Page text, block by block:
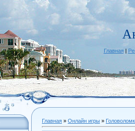
Главная |
Главная » Онлайн игры »